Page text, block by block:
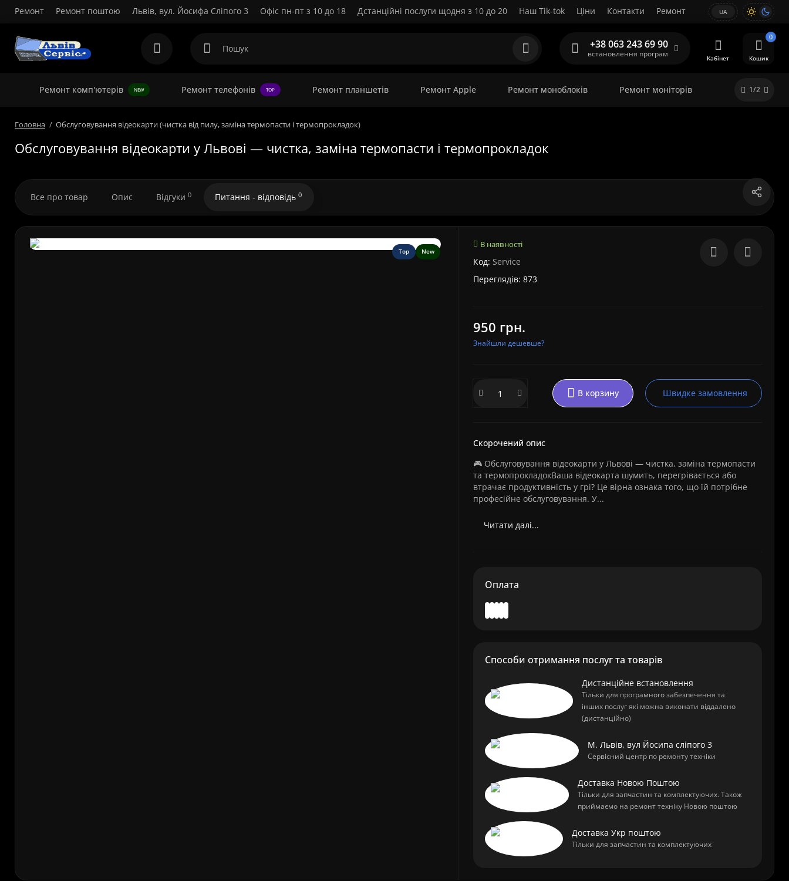
Ремонт Ремонт поштою Львів, вул. Йосифа Сліпого 3 Офіс пн-пт з 10 до 18 Дстанційні послуги щодня з 10 до 20 Наш Tik-tok Ціни Контакти Ремонт UA
+38 063 243 69 90
встановлення програм Кабінет
0
Кошик
Ремонт комп'ютерів NEW Ремонт телефонів TOP Ремонт планшетів Ремонт Apple Ремонт моноблоків Ремонт моніторів 1/2
Головна Обслуговування відеокарти (чистка від пилу, заміна термопасти і термопрокладок)
Обслуговування відеокарти у Львові — чистка, заміна термопасти і термопрокладок
Все про товар Опис Відгуки 0 Питання - відповідь 0
Top New
В наявності
Код: Service
Переглядів: 873
950 грн.
Знайшли дешевше?
В корзину Швидке замовлення
Скорочений опис
🎮 Обслуговування відеокарти у Львові — чистка, заміна термопасти
та термопрокладокВаша відеокарта шумить, перегрівається або
втрачає продуктивність у грі? Це вірна ознака того, що їй потрібне
професійне обслуговування. У...
Читати далі...
Оплата
Способи отримання послуг та товарів
Дистанційне встановлення
Тільки для програмного забезпечення та
інших послуг які можна виконати віддалено
(дистанційно)
М. Львів, вул Йосипа сліпого 3
Сервісний центр по ремонту техніки
Доставка Новою Поштою
Тільки для запчастин та комплектуючих. Також
приймаємо на ремонт техніку Новою поштою
Доставка Укр поштою
Тільки для запчастин та комплектуючих